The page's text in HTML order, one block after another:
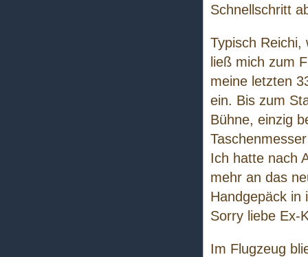
Schnellschritt
Typisch
ließ mich zum
meine letzten
ein. Bis zum
Bühne, einzig
Ich hatte nach
mehr an das
Handgepäck in
Sorry liebe Ex-
Im Flugzeug